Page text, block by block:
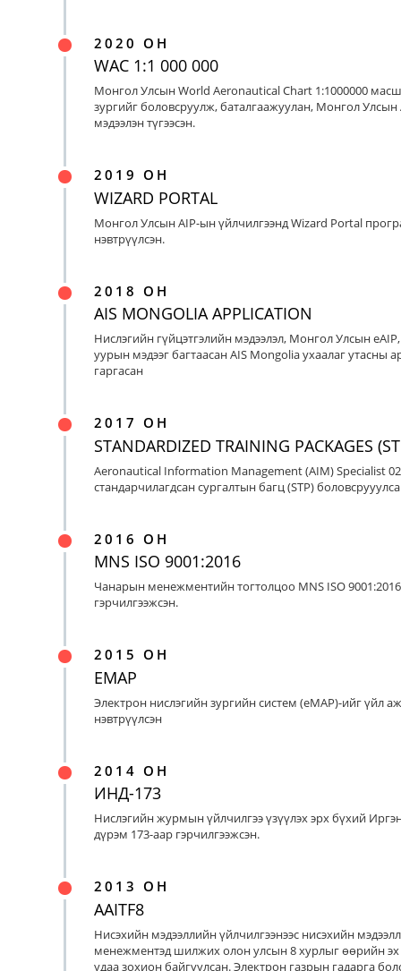
2020 ОН
WAC 1:1 000 000
Монгол Улсын World Aeronautical Chart 1:1000000
зургийг боловсруулж, баталгаажуулан, Монгол Улсын
мэдээлэн түгээсэн.
2019 ОН
WIZARD PORTAL
Монгол Улсын AIP-ын үйлчилгээнд Wizard Portal
нэвтрүүлсэн.
2018 ОН
AIS MONGOLIA APPLICATION
Нислэгийн гүйцэтгэлийн мэдээлэл, Монгол Улсын
уурын мэдээг багтаасан AIS Mongolia ухаалаг утасны
гаргасан
2017 ОН
STANDARDIZED TRAINING PACKAGES
Aeronautical Information Management (AIM) Specialist
стандарчилагдсан сургалтын багц (STP)
2016 ОН
MNS ISO 9001:2016
Чанарын менежментийн тогтолцоо MNS ISO
гэрчилгээжсэн.
2015 ОН
EMAP
Электрон нислэгийн зургийн систем (eMAP)-ийг үйл
нэвтрүүлсэн
2014 ОН
ИНД-173
Нислэгийн журмын үйлчилгээ үзүүлэх эрх бүхий
дүрэм 173-аар гэрчилгээжсэн.
2013 ОН
AAITF8
Нисэхийн мэдээллийн үйлчилгээнээс нисэхийн
менежментэд шилжих олон улсын 8 хурлыг өөрийн
удаа зохион байгуулсан. Электрон газрын гадарга